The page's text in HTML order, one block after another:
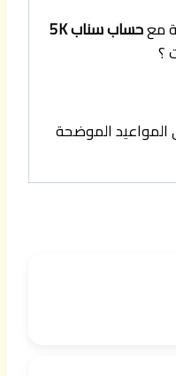
مع
حساب سناب 5K
؟
المواعيد الموضحة